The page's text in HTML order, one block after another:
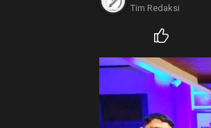
Tim Redaksi